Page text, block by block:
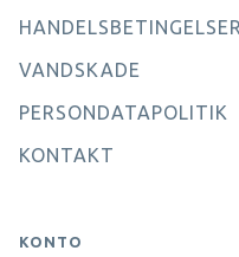
HANDELSBETINGELSER
VANDSKADE
PERSONDATAPOLITIK
KONTAKT
KONTO